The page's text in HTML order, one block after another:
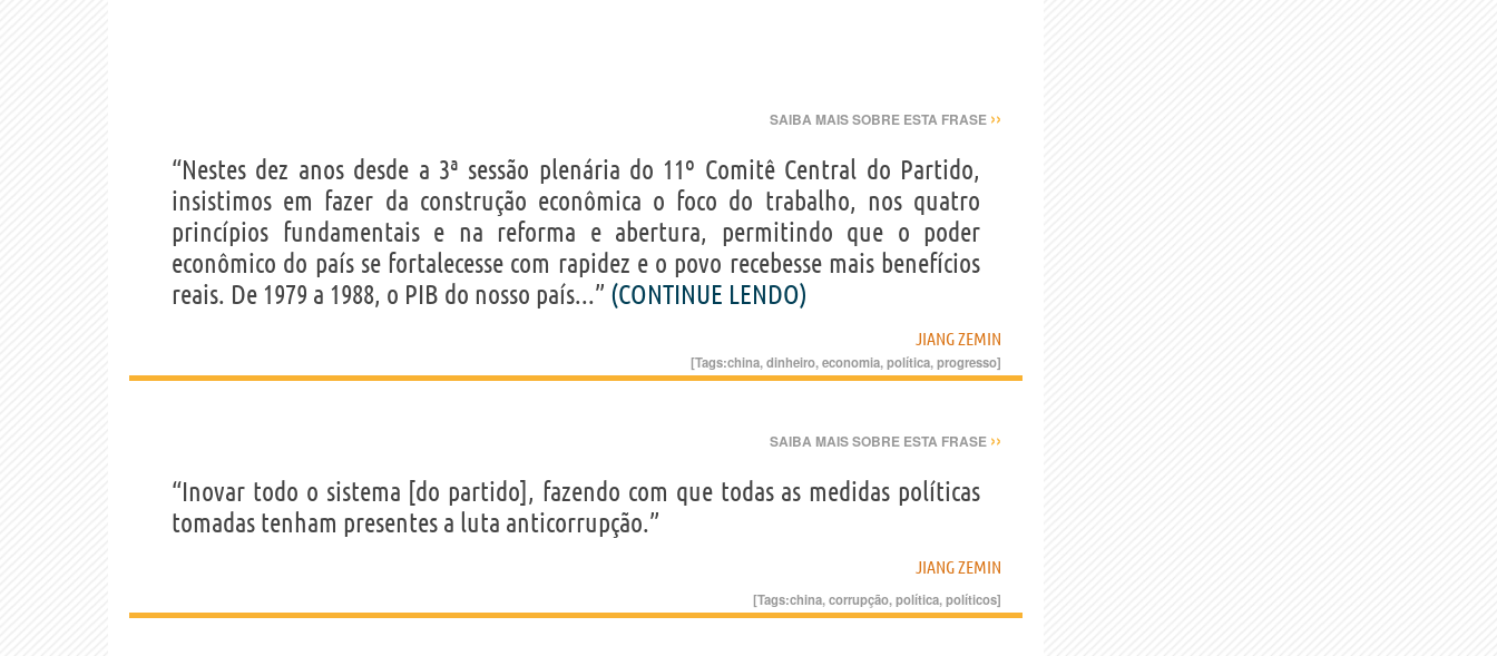
SAIBA MAIS SOBRE ESTA FRASE ››
“Nestes dez anos desde a 3ª sessão plenária do 11º Comitê Central do Partido,
insistimos em fazer da construção econômica o foco do trabalho, nos quatro
princípios fundamentais e na reforma e abertura, permitindo que o poder
econômico do país se fortalecesse com rapidez e o povo recebesse mais benefícios
reais. De 1979 a 1988, o PIB do nosso país...” (CONTINUE LENDO)
JIANG ZEMIN
[Tags:china,dinheiro,economia,política,progresso]
SAIBA MAIS SOBRE ESTA FRASE ››
“Inovar todo o sistema [do partido], fazendo com que todas as medidas políticas
tomadas tenham presentes a luta anticorrupção.”
JIANG ZEMIN
[Tags:china,corrupção,política,políticos]